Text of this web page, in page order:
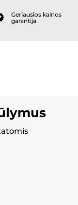
Geriausios kainos
garantija